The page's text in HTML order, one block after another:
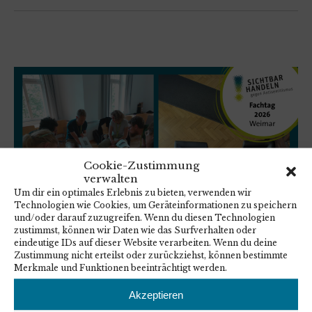
Cookie-Zustimmung
verwalten
Um dir ein optimales Erlebnis zu bieten, verwenden wir
Technologien wie Cookies, um Geräteinformationen zu speichern
und/oder darauf zuzugreifen. Wenn du diesen Technologien
zustimmst, können wir Daten wie das Surfverhalten oder
eindeutige IDs auf dieser Website verarbeiten. Wenn du deine
Zustimmung nicht erteilst oder zurückziehst, können bestimmte
Merkmale und Funktionen beeinträchtigt werden.
Akzeptieren
Antisemitismus im Kontext von Israel
und Nahostkonflikt